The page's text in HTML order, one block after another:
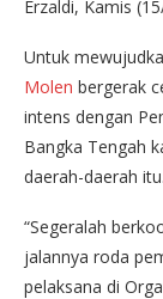
Erzaldi, Kamis
Untuk
Molen bergerak
intens dengan
Bangka Tengah
daerah-daerah itu.
“Segeralah
jalannya roda
pelaksana di